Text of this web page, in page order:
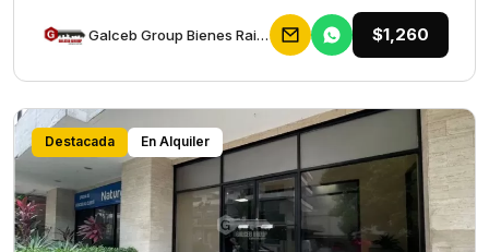
Galceb Group Bienes Raices $1,260
Destacada En Alquiler